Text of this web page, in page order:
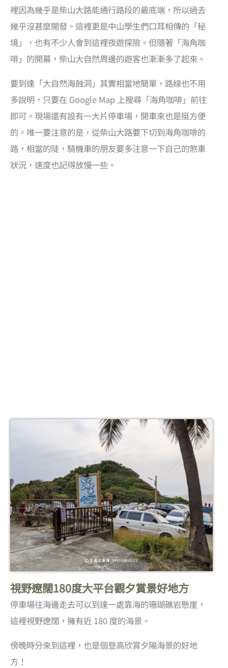
裡因為幾乎是柴山大路能通行路段的最底端，所以過去
幾乎沒甚麼開發。這裡更是中山學生們口耳相傳的「秘
境」，也有不少人會到這裡夜遊探險。但隨著「海角咖
啡」的開幕，柴山大自然周邊的遊客也漸漸多了起來。
要到達「大自然海蝕洞」其實相當地簡單，路線也不用
多說明，只要在 Google Map 上搜尋「海角咖啡」前往
即可。現場還有設有一大片停車場，開車來也是挺方便
的。唯一要注意的是，從柴山大路要下切到海角咖啡的
路，相當的陡，騎機車的朋友要多注意一下自己的煞車
狀況，速度也記得放慢一些。
視野遼闊180度大平台觀夕賞景好地方
停車場往海邊走去可以到達一處靠海的珊瑚礁岩懸崖，
這裡視野遼闊，擁有近 180 度的海景。
傍晚時分來到這裡，也是個登高欣賞夕陽海景的好地
方！